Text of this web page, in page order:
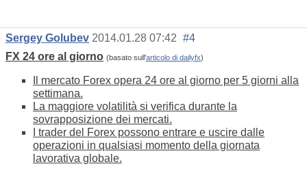
Sergey Golubev 2014.01.28 07:42 #4
FX 24 ore al giorno (basato sull'articolo di dailyfx)
Il mercato Forex opera 24 ore al giorno per 5 giorni alla
settimana.
La maggiore volatilità si verifica durante la
sovrapposizione dei mercati.
I trader del Forex possono entrare e uscire dalle
operazioni in qualsiasi momento della giornata
lavorativa globale.